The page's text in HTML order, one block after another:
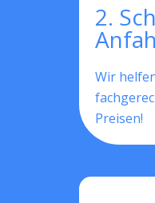
2.
Wir
Preisen!